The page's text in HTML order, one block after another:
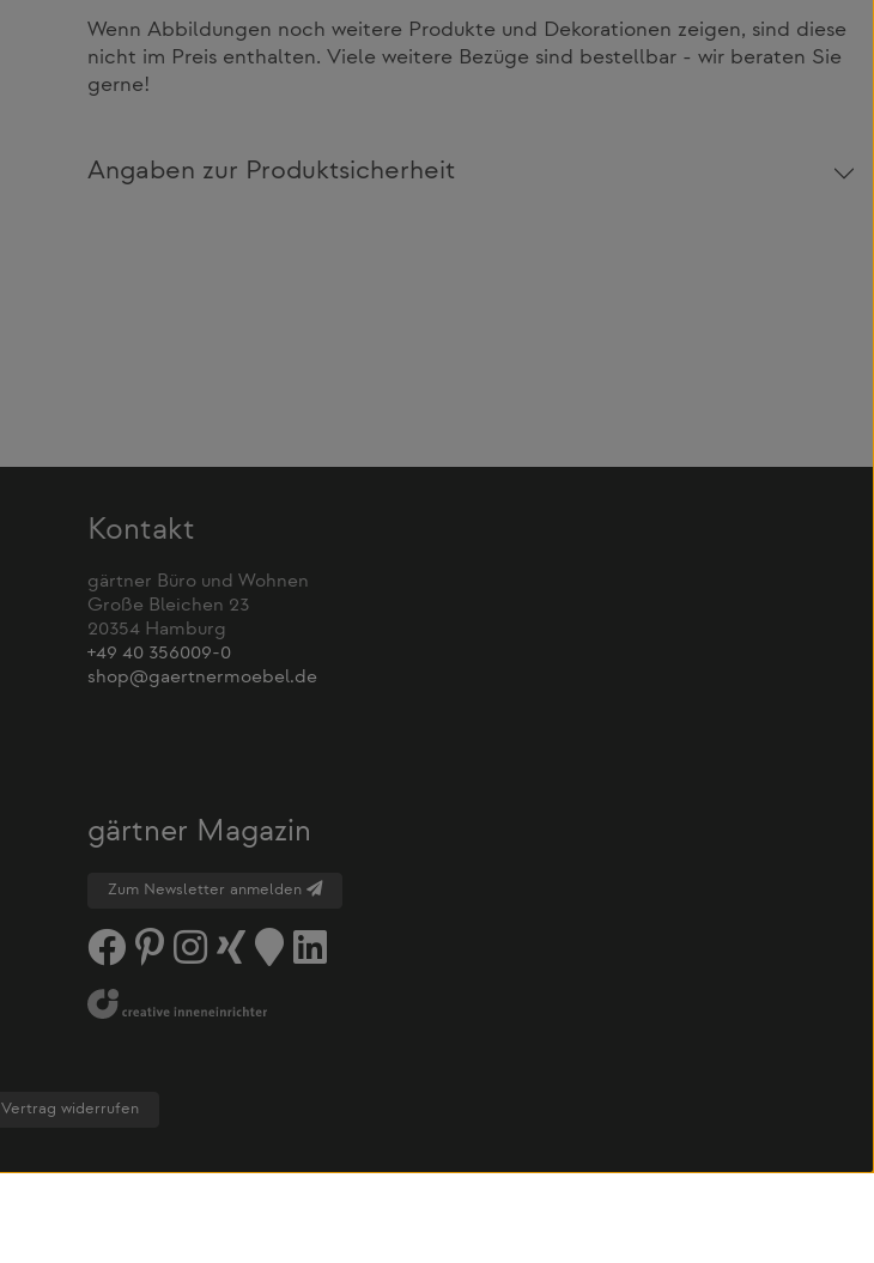
Wenn Abbildungen noch weitere Produkte und Dekorationen zeigen, sind diese
nicht im Preis enthalten. Viele weitere Bezüge sind bestellbar - wir beraten Sie
gerne!
Angaben zur Produktsicherheit
Kontakt
gärtner Büro und Wohnen
Große Bleichen 23
20354 Hamburg
+49 40 356009-0
shop@gaertnermoebel.de
gärtner Magazin
Zum Newsletter anmelden
Vertrag widerrufen